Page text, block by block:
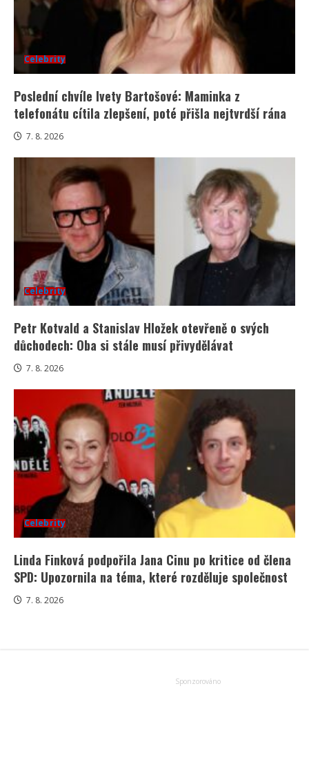
Celebrity
Poslední chvíle Ivety Bartošové: Maminka z
telefonátu cítila zlepšení, poté přišla nejtvrdší rána
7. 8. 2026
Celebrity
Petr Kotvald a Stanislav Hložek otevřeně o svých
důchodech: Oba si stále musí přivydělávat
7. 8. 2026
Celebrity
Linda Finková podpořila Jana Cinu po kritice od člena
SPD: Upozornila na téma, které rozděluje společnost
7. 8. 2026